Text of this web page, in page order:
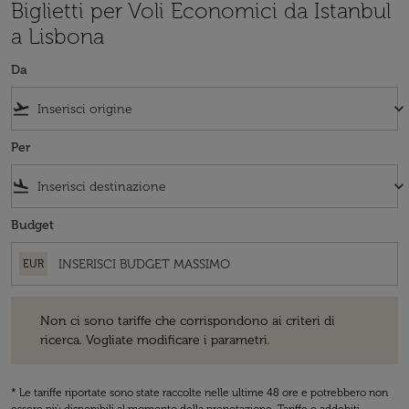
Biglietti per Voli Economici da Istanbul
a Lisbona
Da
flight_takeoff keyboard_arrow_down
Per
flight_land keyboard_arrow_down
Budget
EUR
Non ci sono tariffe che corrispondono ai criteri di
ricerca. Vogliate modificare i parametri.
* Le tariffe riportate sono state raccolte nelle ultime 48 ore e potrebbero non